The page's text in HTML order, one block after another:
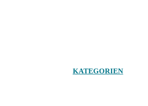
KATEGORIEN